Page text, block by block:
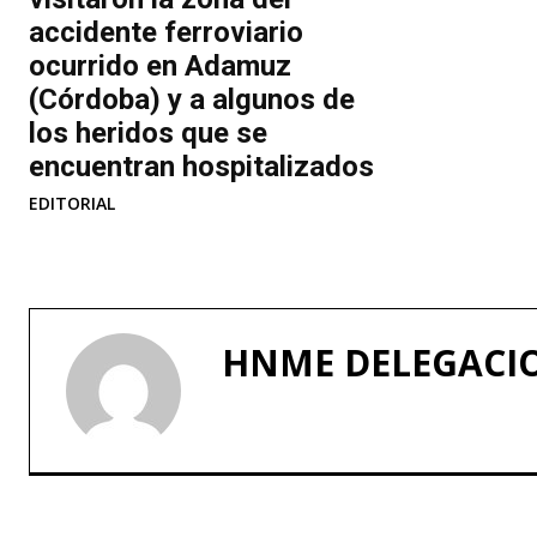
accidente ferroviario
ocurrido en Adamuz
(Córdoba) y a algunos de
los heridos que se
encuentran hospitalizados
EDITORIAL
HNME